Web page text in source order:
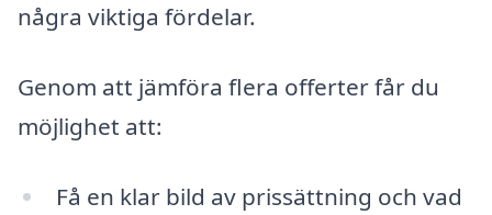
några viktiga fördelar.
Genom att jämföra flera offerter får du
möjlighet att:
Få en klar bild av prissättning och vad